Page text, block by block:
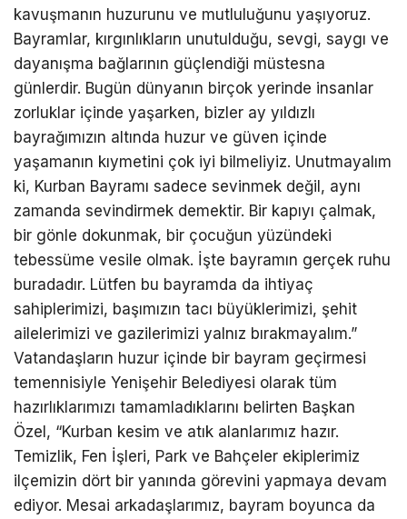
kavuşmanın huzurunu ve mutluluğunu yaşıyoruz.
Bayramlar, kırgınlıkların unutulduğu, sevgi, saygı ve
dayanışma bağlarının güçlendiği müstesna
günlerdir. Bugün dünyanın birçok yerinde insanlar
zorluklar içinde yaşarken, bizler ay yıldızlı
bayrağımızın altında huzur ve güven içinde
yaşamanın kıymetini çok iyi bilmeliyiz. Unutmayalım
ki, Kurban Bayramı sadece sevinmek değil, aynı
zamanda sevindirmek demektir. Bir kapıyı çalmak,
bir gönle dokunmak, bir çocuğun yüzündeki
tebessüme vesile olmak. İşte bayramın gerçek ruhu
buradadır. Lütfen bu bayramda da ihtiyaç
sahiplerimizi, başımızın tacı büyüklerimizi, şehit
ailelerimizi ve gazilerimizi yalnız bırakmayalım.”
Vatandaşların huzur içinde bir bayram geçirmesi
temennisiyle Yenişehir Belediyesi olarak tüm
hazırlıklarımızı tamamladıklarını belirten Başkan
Özel, “Kurban kesim ve atık alanlarımız hazır.
Temizlik, Fen İşleri, Park ve Bahçeler ekiplerimiz
ilçemizin dört bir yanında görevini yapmaya devam
ediyor. Mesai arkadaşlarımız, bayram boyunca da